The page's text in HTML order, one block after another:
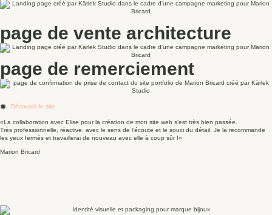
page de vente architecture
page de remerciement
Découvrir le site
«La collaboration avec Elise pour la création de mon site web s’est très bien passée.
Très professionnelle, réactive, avec le sens de l’écoute et le souci du détail. Je la recommande
les yeux fermés et travaillerai de nouveau avec elle à coup sûr !»
Marion Bricard